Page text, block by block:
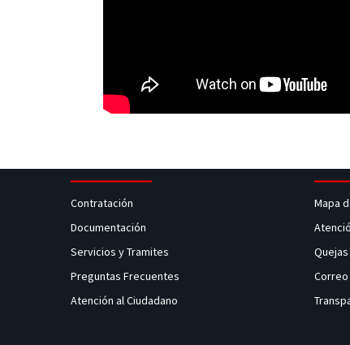
Contratación
Documentación
Servicios y Tramites
Preguntas Frecuentes
Atención al Ciudadano
Mapa